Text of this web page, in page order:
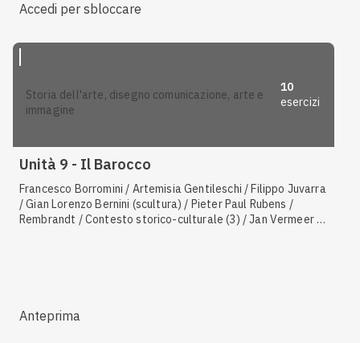
Accedi per sbloccare
storia dell'arte, disegno comunicazione, arte e
immagine
10
esercizi
Unità 9 - Il Barocco
Francesco Borromini / Artemisia Gentileschi / Filippo Juvarra
/ Gian Lorenzo Bernini (scultura) / Pieter Paul Rubens /
Rembrandt / Contesto storico-culturale (3) / Jan Vermeer /
Anteprima